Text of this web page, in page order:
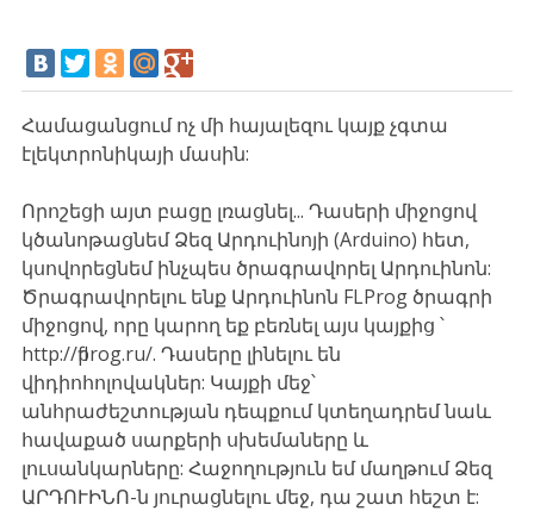
Համացանցում ոչ մի հայալեզու կայք չգտա
էլեկտրոնիկայի մասին:
Որոշեցի այտ բացը լռացնել... Դասերի միջոցով
կծանոթացնեմ Ձեզ Արդուինոյի (Arduino) հետ,
կսովորեցնեմ ինչպես ծրագրավորել Արդուինոն:
Ծրագրավորելու ենք Արդուինոն FLProg ծրագրի
միջոցով, որը կարող եք բեռնել այս կայքից ՝
http://flprog.ru/. Դասերը լինելու են
վիդիոհոլովակներ: Կայքի մեջ՝
անհրաժեշտության դեպքում կտեղադրեմ նաև
հավաքած սարքերի սխեմաները և
լուսանկարները: Հաջողություն եմ մաղթում Ձեզ
ԱՐԴՈՒԻՆՈ-ն յուրացնելու մեջ, դա շատ հեշտ է: